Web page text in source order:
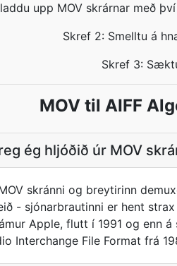
upp MOV skrárnar með
Skref 2: Smelltu á
Skref 3:
MOV til AIFF
ég hljóðið úr MOV
skránni og breytirinn
- sjónarbrautinni er hent
Apple, flutt í 1991 og enn
Interchange File Format frá